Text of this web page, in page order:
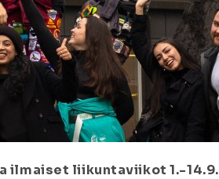
ilmaiset liikuntaviikot 1.-14.9.